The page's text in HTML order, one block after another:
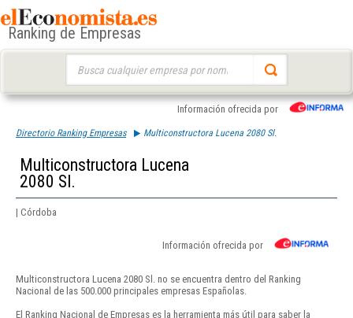
Ranking de Empresas
Información ofrecida por
Directorio Ranking Empresas Multiconstructora Lucena 2080 Sl.
Multiconstructora Lucena
2080 Sl.
| Córdoba
Información ofrecida por
Multiconstructora Lucena 2080 Sl. no se encuentra dentro del Ranking
Nacional de las 500.000 principales empresas Españolas.
El Ranking Nacional de Empresas es la herramienta más útil para saber la